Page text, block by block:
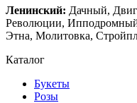
Ленинский: Дачный,
Революции,
Этна, Молитовка,
Каталог
Букеты
Розы